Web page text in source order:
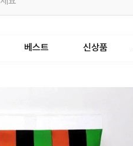
베스트 신상품